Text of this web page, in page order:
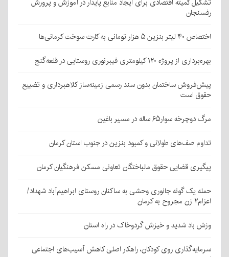
تشکیل کمیته اقتصادی برای ایجاد منابع پایدار در آموزش و پرورش
رفسنجان
اختصاص ۴۰ لیتر بنزین ۵ هزار تومانی به کارت سوخت کرمانی‌ها
بهره‌برداری از پروژه ۱۲۰ کیلومتری فیبرنوری روستایی در قلعه‌گنج
پیش‌فروش ساختمان بدون سند رسمی زمینه‌ساز کلاهبرداری و تضییع
حقوق است
مرگ دوچرخه سوار۶۵ ساله در مسیر باغین
تداوم صف‌های طولانی و کمبود بنزین در جنوب استان کرمان
پیگیری قضایی حقوق مالباختگان تعاونی مسکن فرهنگیان کرمان
حمله یک گونه جانوری وحشی به ساکنان روستای ابراهیم‌آباد شهداد/
اعزام۲ زن مجروح به کرمان
وزش باد شدید و خیزش گردوخاک در راه استان
سرمایه‌گذاری روی کودکان، راهکار اصلی کاهش آسیب‌های اجتماعی